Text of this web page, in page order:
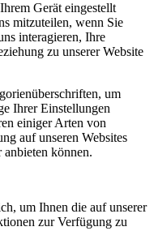
Gerät eingestellt
mitzuteilen, wenn Sie
interagieren, Ihre
zu unserer Website
um
Ihrer Einstellungen
einiger Arten von
auf unseren Websites
können.
um Ihnen die auf unserer
zur Verfügung zu